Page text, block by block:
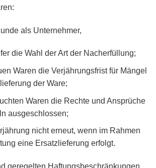
als Unternehmer,
die Wahl der Art der Nacherfüllung;
Waren die Verjährungsfrist für Mängel
der Ware;
Waren die Rechte und Ansprüche
ausgeschlossen;
nicht erneut, wenn im Rahmen
eine Ersatzlieferung erfolgt.
geregelten Haftungsbeschränkungen